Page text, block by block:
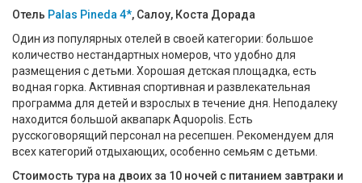
Отель Palas Pineda 4*, Салоу, Коста Дорада
Один из популярных отелей в своей категории: большое
количество нестандартных номеров, что удобно для
размещения с детьми. Хорошая детская площадка, есть
водная горка. Активная спортивная и развлекательная
программа для детей и взрослых в течение дня. Неподалеку
находится большой аквапарк Aquopolis. Есть
русскоговорящий персонал на ресепшен. Рекомендуем для
всех категорий отдыхающих, особенно семьям с детьми.
Стоимость тура на двоих за 10 ночей с питанием завтраки и